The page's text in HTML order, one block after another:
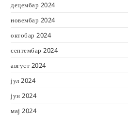
децембар 2024
новембар 2024
октобар 2024
септембар 2024
август 2024
јул 2024
јун 2024
мај 2024